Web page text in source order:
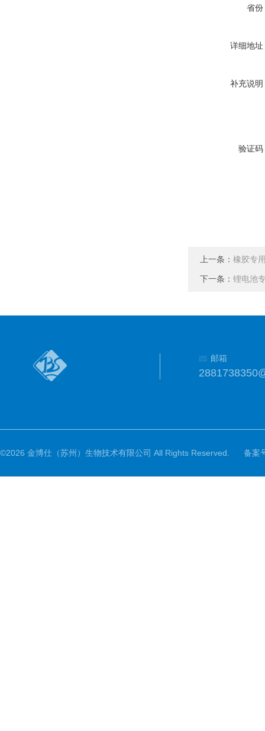
省份
详细地址
补充说明
验证码
上一条： 橡胶专
下一条： 锂电池
邮箱
©2026 金博仕（苏州）生物技术有限公司 All Rights Reserved. 备案